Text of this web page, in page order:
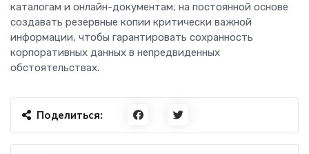
каталогам и онлайн-документам; на постоянной основе
создавать резервные копии критически важной
информации, чтобы гарантировать сохранность
корпоративных данных в непредвиденных
обстоятельствах.
Поделиться: